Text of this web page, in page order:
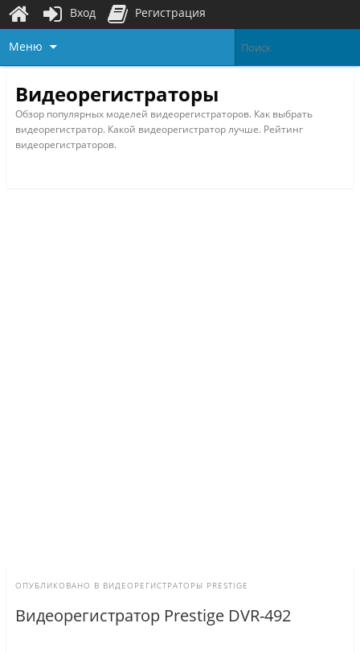
Меню
Видеорегистраторы
Обзор популярных моделей видеорегистраторов. Как выбрать
видеорегистратор. Какой видеорегистратор лучше. Рейтинг
видеорегистраторов.
ОПУБЛИКОВАНО В ВИДЕОРЕГИСТРАТОРЫ PRESTIGE
Видеорегистратор Prestige DVR-492
Вход Регистрация